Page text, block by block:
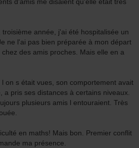
d'amis me disaient qu'elle était très
année, j'ai été hospitalisée un
ne l'ai pas bien préparée à mon départ
des amis proches. Mais elle en a
on s était vues, son comportement avait
a pris ses distances à certains niveaux.
plusieurs amis l entouraient. Très
en maths! Mais bon. Premier conflit
ma présence.